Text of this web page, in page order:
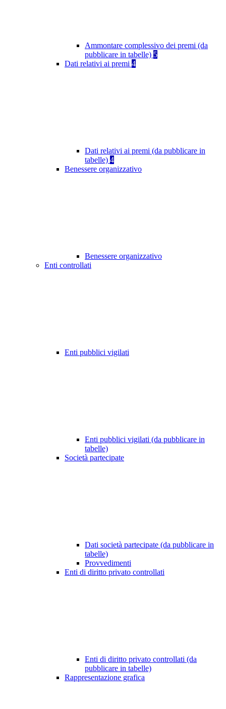
Ammontare complessivo dei premi (da
pubblicare in tabelle) 5
Dati relativi ai premi 4
Dati relativi ai premi (da pubblicare in
tabelle) 4
Benessere organizzativo
Benessere organizzativo
Enti controllati
Enti pubblici vigilati
Enti pubblici vigilati (da pubblicare in
tabelle)
Società partecipate
Dati società partecipate (da pubblicare in
tabelle)
Provvedimenti
Enti di diritto privato controllati
Enti di diritto privato controllati (da
pubblicare in tabelle)
Rappresentazione grafica